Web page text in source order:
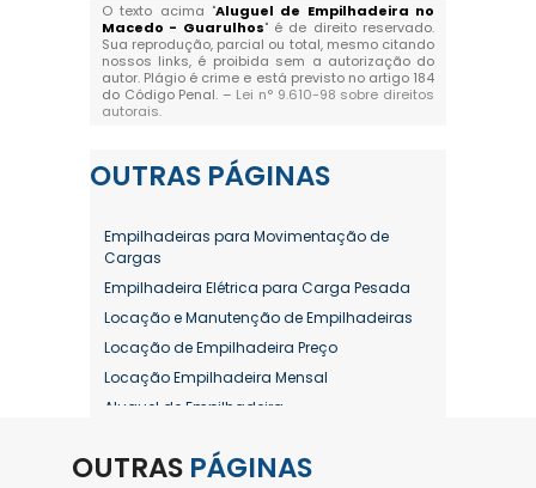
O texto acima "Aluguel de Empilhadeira no
Macedo - Guarulhos" é de direito reservado.
Sua reprodução, parcial ou total, mesmo citando
nossos links, é proibida sem a autorização do
autor. Plágio é crime e está previsto no artigo 184
do Código Penal. – Lei n° 9.610-98 sobre direitos
autorais.
OUTRAS PÁGINAS
Empilhadeiras para Movimentação de
Cargas
Empilhadeira Elétrica para Carga Pesada
Locação e Manutenção de Empilhadeiras
Locação de Empilhadeira Preço
Locação Empilhadeira Mensal
Aluguel de Empilhadeira
Aluguel de Empilhadeira Diária Valor
OUTRAS PÁGINAS